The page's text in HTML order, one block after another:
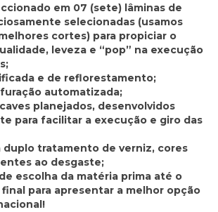
em 07 (sete) lâminas de
selecionadas (usamos
cortes) para propiciar o
leveza e “pop” na execução
e de reflorestamento;
automatizada;
planejados, desenvolvidos
para facilitar a execução e giro das
duplo tratamento de verniz, cores
ao desgaste;
escolha da matéria prima até o
para apresentar a melhor opção